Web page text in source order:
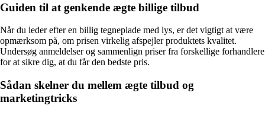
Guiden til at genkende ægte billige tilbud
Når du leder efter en billig tegneplade med lys, er det vigtigt at være
opmærksom på, om prisen virkelig afspejler produktets kvalitet.
Undersøg anmeldelser og sammenlign priser fra forskellige forhandlere
for at sikre dig, at du får den bedste pris.
Sådan skelner du mellem ægte tilbud og
marketingtricks